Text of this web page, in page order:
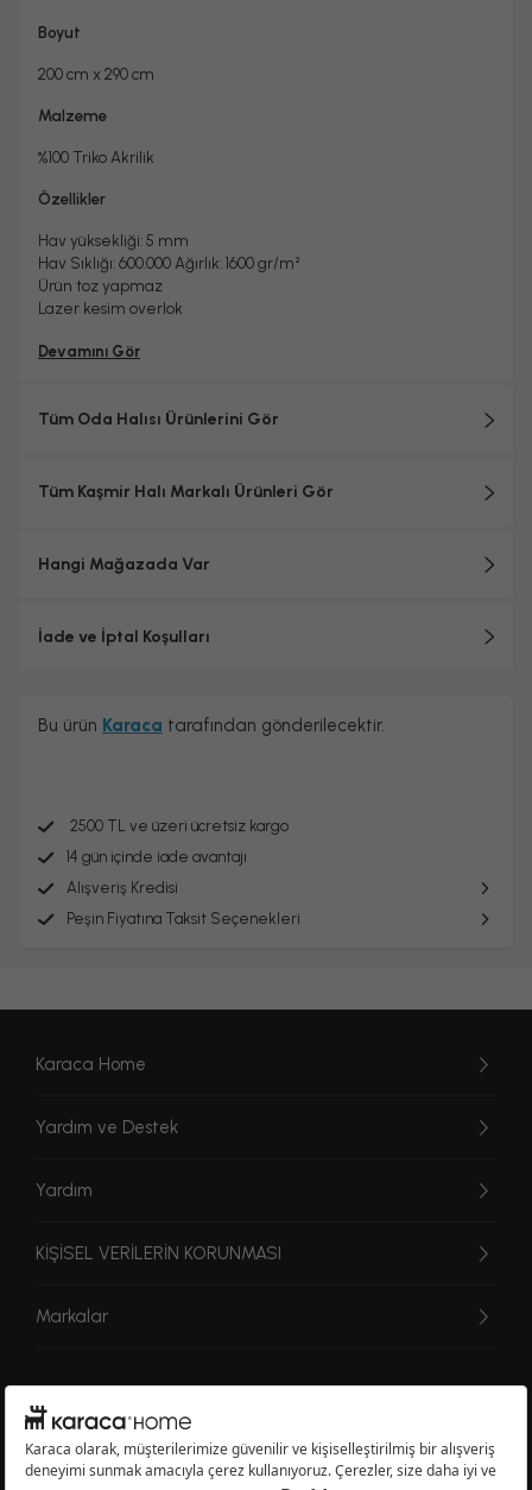
Boyut
200 cm x 290 cm
Malzeme
%100 Triko Akrilik
Özellikler
Hav yüksekliği: 5 mm
Hav Sıklığı: 600.000 Ağırlık: 1600 gr/m²
Ürün toz yapmaz
Lazer kesim overlok
Devamını Gör
Tüm Oda Halısı Ürünlerini Gör
Tüm Kaşmir Halı Markalı Ürünleri Gör
Hangi Mağazada Var
İade ve İptal Koşulları
Bu ürün Karaca tarafından gönderilecektir.
2500 TL ve üzeri ücretsiz kargo
14 gün içinde iade avantajı
Alışveriş Kredisi
Peşin Fiyatına Taksit Seçenekleri
Karaca Home
Yardım ve Destek
Yardım
KİŞİSEL VERİLERİN KORUNMASI
Markalar